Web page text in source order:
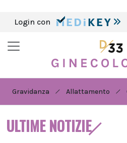
Login con
Gravidanza Allattamento
ULTIME NOTIZIE